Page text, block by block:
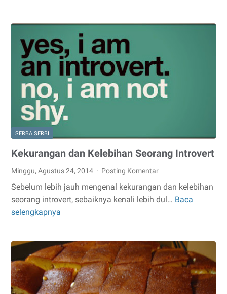
SERBA SERBI
Kekurangan dan Kelebihan Seorang Introvert
Minggu, Agustus 24, 2014 Posting Komentar
Sebelum lebih jauh mengenal kekurangan dan kelebihan
seorang introvert, sebaiknya kenali lebih dul… Baca
selengkapnya
Kekurangan
Introvert